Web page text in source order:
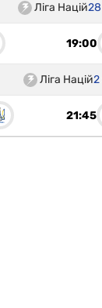
Ліга Націй
19:00
Ліга Націй2
21:45